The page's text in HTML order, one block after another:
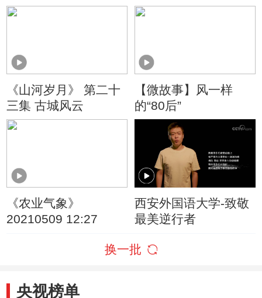
西安太平遗址重要考
《山河岁月》 第二十
三集 古城风云
【微故事】风一样
的“80后”
《农业气象》
20210509 12:27
西安外国语大学-致敬
最美逆行者
换一批
央视榜单